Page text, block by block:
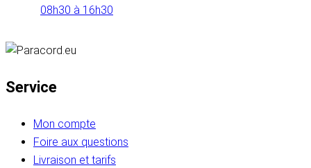
08h30 à 16h30
Service
Mon compte
Foire aux questions
Livraison et tarifs